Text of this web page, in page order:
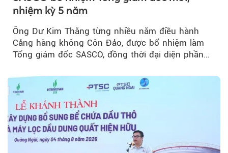
nhiệm kỳ 5 năm
Ông Dư Kim Thăng từng nhiều năm điều hành
Cảng hàng không Côn Đảo, được bổ nhiệm làm
Tổng giám đốc SASCO, đồng thời đại diện phần